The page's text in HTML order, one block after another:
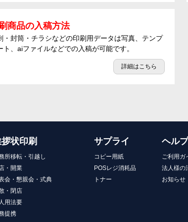
商品の入稿方法
・封筒・チラシなどの印刷用データは写真、テンプ
ト、aiファイルなどでの入稿が可能です。
詳細はこちら
状印刷
所移転・引越し
・開業
会・懇親会・式典
・閉店
用法要
提携
サプライ
コピー用紙
POSレジ消耗品
トナー
ヘルプ
ご利用ガ
法人様の
お知らせ